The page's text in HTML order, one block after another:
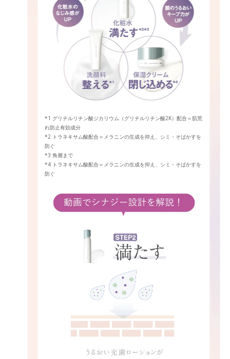
*1 グリチルリチン酸ジカリウム（グリチルリチン酸2K）配合＝肌荒
れ防止有効成分
*2 トラネキサム酸配合＝メラニンの生成を抑え、シミ・そばかすを
防ぐ
*3 角層まで
*4 トラネキサム酸配合＝メラニンの生成を抑え、シミ・そばかすを
防ぐ